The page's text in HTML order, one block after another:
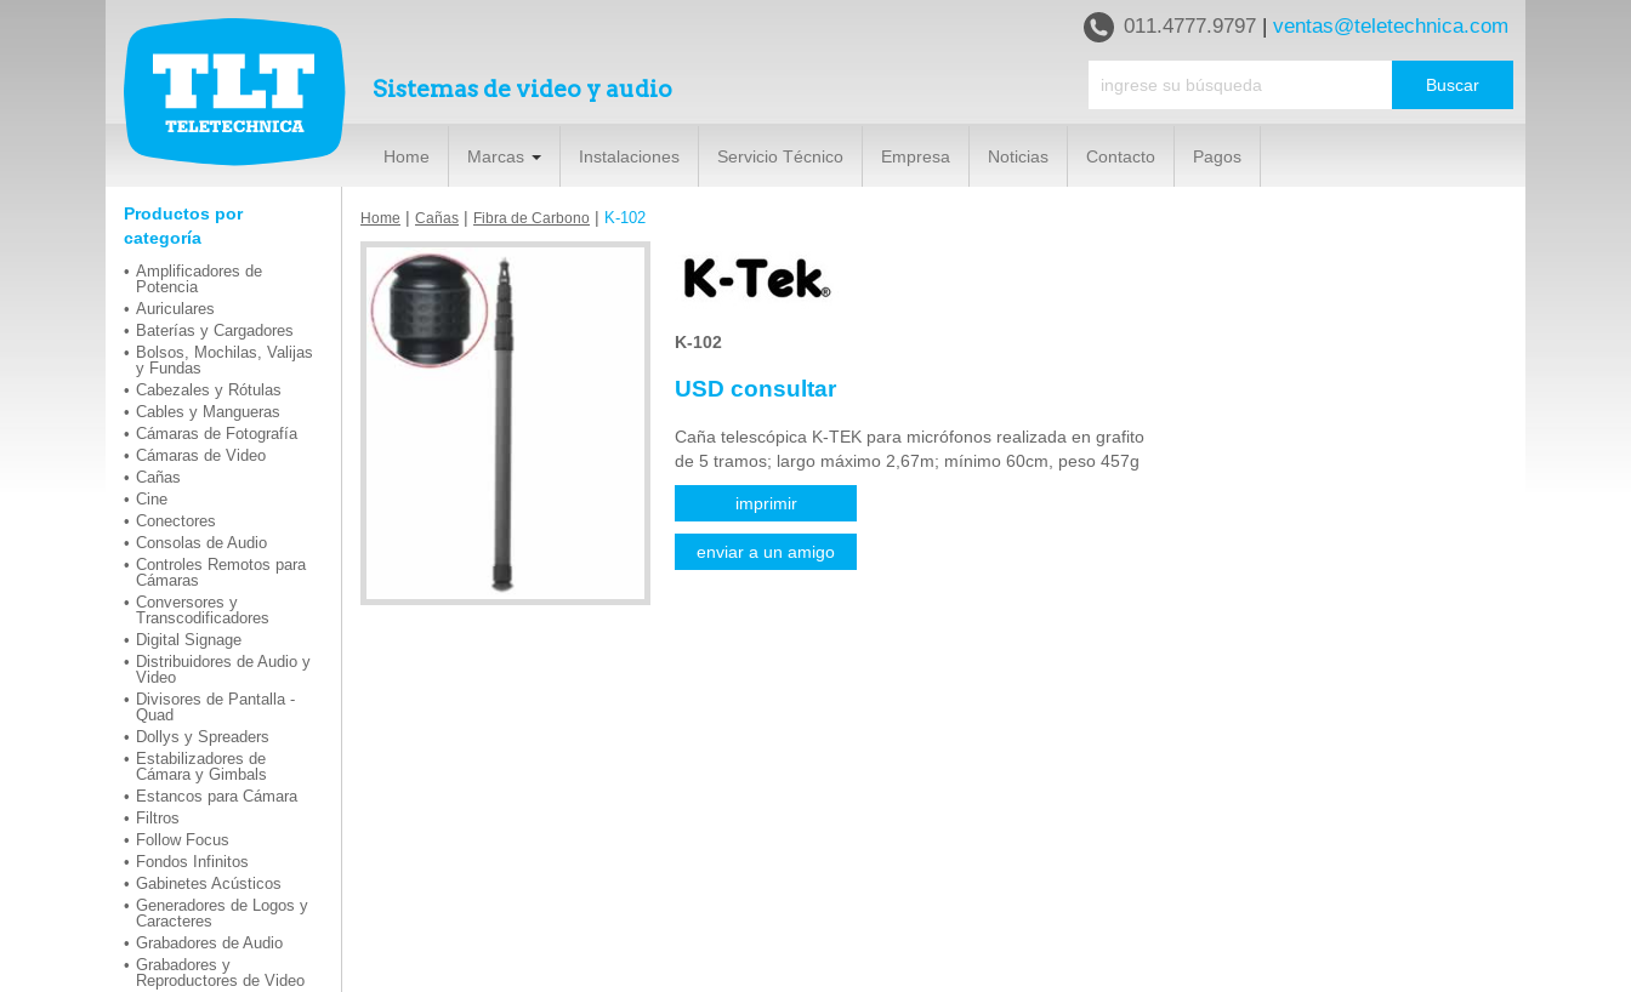
Sistemas de video y audio
011.4777.9797 | ventas@teletechnica.com
Home Marcas Instalaciones Servicio Técnico Empresa Noticias Contacto Pagos
Productos por
categoría
Amplificadores de
Potencia
Auriculares
Baterías y Cargadores
Bolsos, Mochilas, Valijas
y Fundas
Cabezales y Rótulas
Cables y Mangueras
Cámaras de Fotografía
Cámaras de Video
Cañas
Cine
Conectores
Consolas de Audio
Controles Remotos para
Cámaras
Conversores y
Transcodificadores
Digital Signage
Distribuidores de Audio y
Video
Divisores de Pantalla -
Quad
Dollys y Spreaders
Estabilizadores de
Cámara y Gimbals
Estancos para Cámara
Filtros
Follow Focus
Fondos Infinitos
Gabinetes Acústicos
Generadores de Logos y
Caracteres
Grabadores de Audio
Grabadores y
Reproductores de Video
Home | Cañas | Fibra de Carbono | K-102
K-102
USD consultar
Caña telescópica K-TEK para micrófonos realizada en grafito
de 5 tramos; largo máximo 2,67m; mínimo 60cm, peso 457g
imprimir
enviar a un amigo